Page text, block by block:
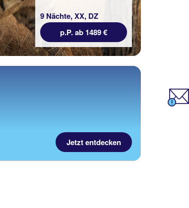
9 Nächte, XX, DZ
p.P. ab 1489 €
Jetzt entdecken